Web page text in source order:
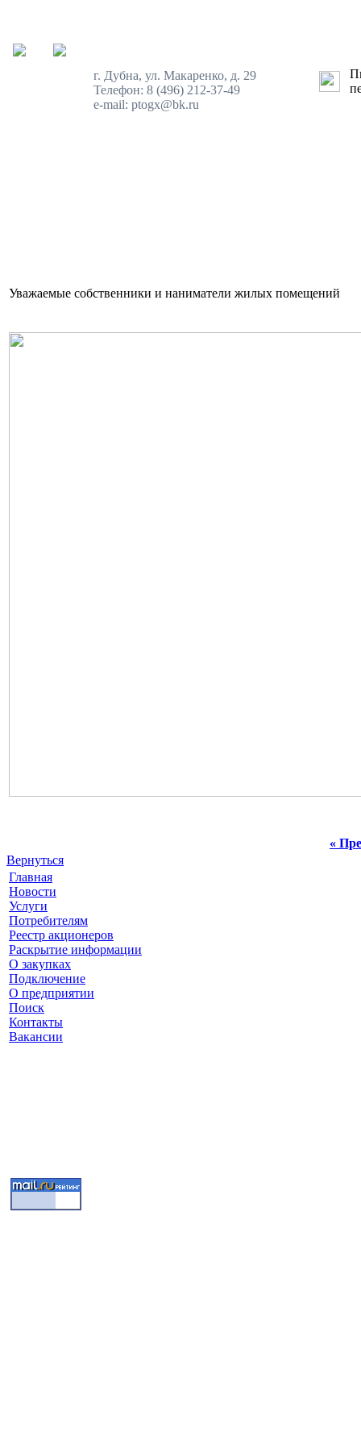
г. Дубна, ул. Макаренко, д. 29
Телефон: 8 (496) 212-37-49
e-mail: ptogx@bk.ru
Уважаемые собственники и наниматели жилых помещений
«
Вернуться
Главная
Новости
Услуги
Потребителям
Реестр акционеров
Раскрытие информации
О закупках
Подключение
О предприятии
Поиск
Контакты
Вакансии